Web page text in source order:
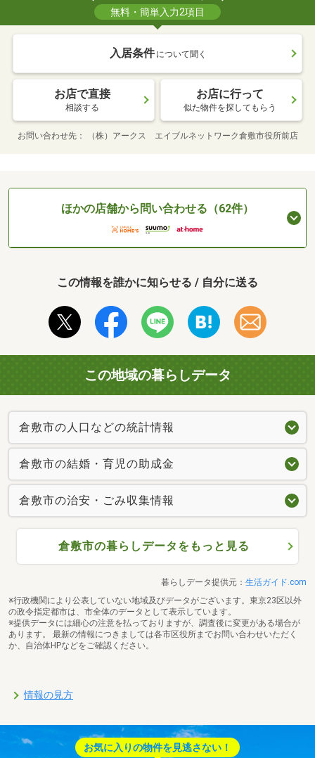
無料・簡単入力2項目
入居条件 について聞く
お店で直接
相談する
お店に行って
似た物件を探してもらう
お問い合わせ先 （株）アークス エイブルネットワーク倉敷市役所前店
ほかの店舗から問い合わせる（62件）
この情報を誰かに知らせる / 自分に送る
この地域の暮らしデータ
倉敷市の人口などの統計情報
倉敷市の結婚・育児の助成金
倉敷市の治安・ごみ収集情報
倉敷市の暮らしデータをもっと見る
暮らしデータ提供元： 生活ガイド.com
※行政機関により公表していない地域及びデータがございます。東京23区以外
の政令指定都市は、市全体のデータとして表示しています。
※提供データには細心の注意を払っておりますが、調査後に変更がある場合が
あります。 最新の情報につきましては各市区役所までお問い合わせいただく
か、自治体HPなどをご確認ください。
情報の見方
お気に入りの物件を見逃さない！